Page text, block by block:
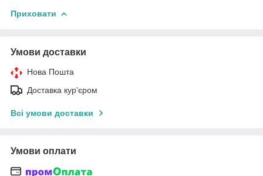
Приховати
Умови доставки
Нова Пошта
Доставка кур'єром
Всі умови доставки
Умови оплати